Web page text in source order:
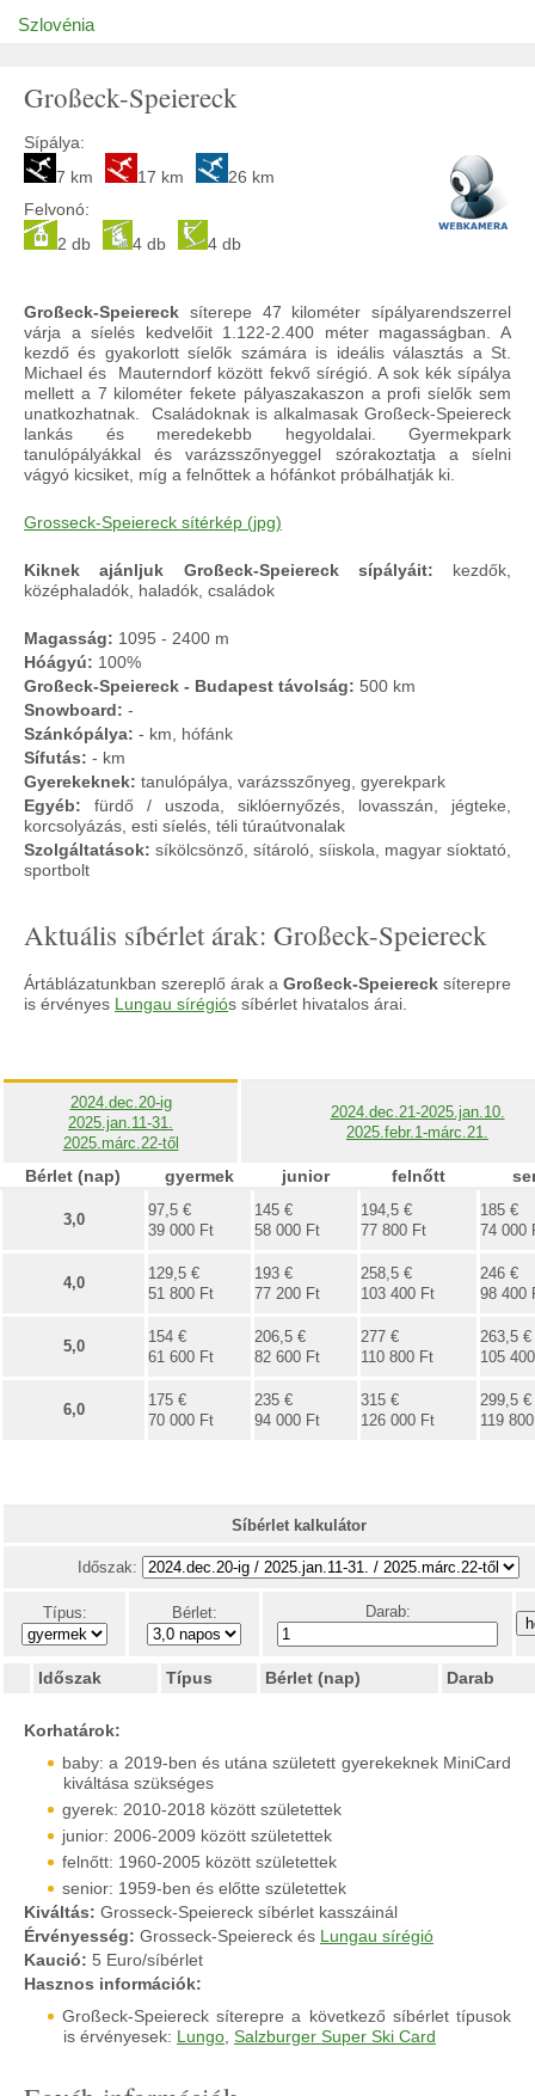
Szlovénia
Großeck-Speiereck
Sípálya:
7 km
17 km
26 km
Felvonó:
2 db
4 db 4 db
Großeck-Speiereck síterepe 47 kilométer sípályarendszerrel
várja a síelés kedvelőit 1.122-2.400 méter magasságban. A
kezdő és gyakorlott síelők számára is ideális választás a St.
Michael és Mauterndorf között fekvő sírégió. A sok kék sípálya
mellett a 7 kilométer fekete pályaszakaszon a profi síelők sem
unatkozhatnak. Családoknak is alkalmasak Großeck-Speiereck
lankás és meredekebb hegyoldalai. Gyermekpark
tanulópályákkal és varázsszőnyeggel szórakoztatja a síelni
vágyó kicsiket, míg a felnőttek a hófánkot próbálhatják ki.
Grosseck-Speiereck sítérkép (jpg)
Kiknek ajánljuk Großeck-Speiereck sípályáit: kezdők,
középhaladók, haladók, családok
Magasság: 1095 - 2400 m
Hóágyú: 100%
Großeck-Speiereck - Budapest távolság: 500 km
Snowboard: -
Szánkópálya: - km, hófánk
Sífutás: - km
Gyerekeknek: tanulópálya, varázsszőnyeg, gyerekpark
Egyéb: fürdő / uszoda, siklóernyőzés, lovasszán, jégteke,
korcsolyázás, esti síelés, téli túraútvonalak
Szolgáltatások: síkölcsönző, sítároló, síiskola, magyar síoktató,
sportbolt
Aktuális síbérlet árak: Großeck-Speiereck
Ártáblázatunkban szereplő árak a Großeck-Speiereck síterepre
is érvényes Lungau sírégiós síbérlet hivatalos árai.
2024.dec.20-ig
2025.jan.11-31.
2025.márc.22-től
2024.dec.21-2025.jan.10.
2025.febr.1-márc.21.
Bérlet (nap) gyermek junior felnőtt
3,0
97,5 €
39 000 Ft
145 €
58 000 Ft
194,5 €
77 800 Ft
185 €
74 000
4,0
129,5 €
51 800 Ft
193 €
77 200 Ft
258,5 €
103 400 Ft
246 €
98 400
5,0
154 €
61 600 Ft
206,5 €
82 600 Ft
277 €
110 800 Ft
263,5 €
105
6,0
175 €
70 000 Ft
235 €
94 000 Ft
315 €
126 000 Ft
299,5 €
119
Síbérlet kalkulátor
Időszak:
Típus: Bérlet: Darab:
Időszak Típus Bérlet (nap) Darab
Korhatárok:
baby: a 2019-ben és utána született gyerekeknek MiniCard
kiváltása szükséges
gyerek: 2010-2018 között születettek
junior: 2006-2009 között születettek
felnőtt: 1960-2005 között születettek
senior: 1959-ben és előtte születettek
Kiváltás: Grosseck-Speiereck síbérlet kasszáinál
Érvényesség: Grosseck-Speiereck és Lungau sírégió
Kaució: 5 Euro/síbérlet
Hasznos információk:
Großeck-Speiereck síterepre a következő síbérlet típusok
is érvényesek: Lungo Salzburger Super Ski Card